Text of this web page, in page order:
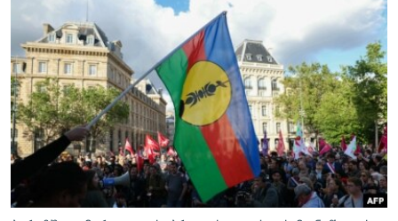
ᲛᲝᲚᲐᲞᲐᲠᲐᲙᲔ ᲢᲔᲥᲡᲢᲔᲑᲘ
ᲨᲘᲜ - ᲣᲪᲮᲝᲔᲗᲨᲘ
ᲚᲘᲢᲔᲠᲐᲢᲣᲠᲣᲚᲘ ᲬᲐᲮᲜᲐᲒᲔᲑᲘ
ᲐᲛᲔᲠᲘᲙᲣᲚᲘ ᲛᲝᲗᲮᲠᲝᲑᲐ
ᲘᲛᲞᲔᲠᲘᲐ ᲓᲐ ᲠᲐᲓᲘᲝ
ᲩᲔᲛᲘ ᲡᲘᲙᲕᲓᲘᲚᲘᲡ ᲛᲘᲖᲔᲖᲘᲐ COVID-19
11 ᲬᲔᲚᲘ - 11 ᲐᲛᲑᲐᲕᲘ
ᲡᲐᲞᲐᲠᲚᲐᲛᲔᲜᲢᲝ ᲐᲠᲩᲔᲕᲜᲔᲑᲘᲡ ᲘᲡᲢᲝᲠᲘᲐ
ᲑᲐᲕᲨᲕᲔᲑᲘ ᲞᲠᲝᲡᲢᲘᲢᲣᲪᲘᲐᲨᲘ - ᲐᲛᲝᲣᲗᲥᲛᲔᲚᲘ ᲐᲛᲑᲐᲕᲘ
5 ᲐᲛᲑᲐᲕᲘ - 20 ᲘᲕᲜᲘᲡᲡ ᲓᲐᲨᲐᲕᲔᲑᲣᲚᲔᲑᲘ
ᲐᲒᲕᲘᲡᲢᲝᲡ ᲝᲛᲘ
ПРИВЕТ ᲙᲣᲚᲢᲣᲠᲐ
ᲒᲐᲛᲝᲘᲬᲔᲠᲔ
რთე/რთ-ის ყველა საიტი